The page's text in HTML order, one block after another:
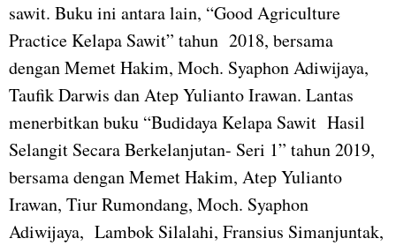
sawit. Buku ini antara lain, “Good Agriculture
Practice Kelapa Sawit” tahun 2018, bersama
dengan Memet Hakim, Moch. Syaphon Adiwijaya,
Taufik Darwis dan Atep Yulianto Irawan. Lantas
menerbitkan buku “Budidaya Kelapa Sawit Hasil
Selangit Secara Berkelanjutan- Seri 1” tahun 2019,
bersama dengan Memet Hakim, Atep Yulianto
Irawan, Tiur Rumondang, Moch. Syaphon
Adiwijaya, Lambok Silalahi, Fransius Simanjuntak,